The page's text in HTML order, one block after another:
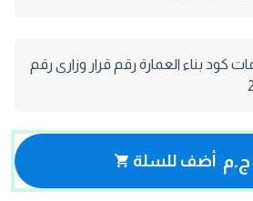
كود بناء العمارة رقم قرار وزارى رقم
أضف للسلة